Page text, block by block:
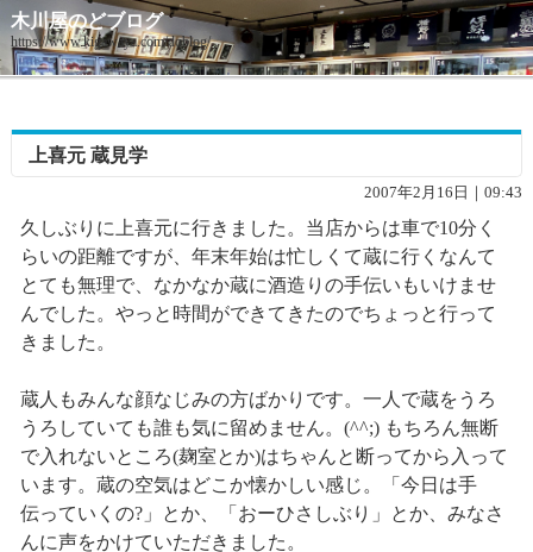
木川屋のどブログ
https://www.kigawaya.com/doblog/
上喜元 蔵見学
2007年2月16日｜09:43
久しぶりに上喜元に行きました。当店からは車で10分く
らいの距離ですが、年末年始は忙しくて蔵に行くなんて
とても無理で、なかなか蔵に酒造りの手伝いもいけませ
んでした。やっと時間ができてきたのでちょっと行って
きました。
蔵人もみんな顔なじみの方ばかりです。一人で蔵をうろ
うろしていても誰も気に留めません。(^^;) もちろん無断
で入れないところ(麹室とか)はちゃんと断ってから入って
います。蔵の空気はどこか懐かしい感じ。「今日は手
伝っていくの?」とか、「おーひさしぶり」とか、みなさ
んに声をかけていただきました。